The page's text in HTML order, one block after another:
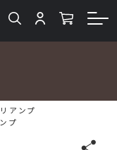
アンプ
プ